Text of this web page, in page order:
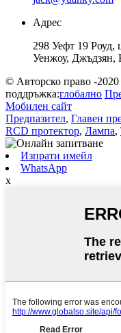
Адрес
298 Уефт 19 Роуд,
Уенжоу, Джъдзян,
© Авторско право -2020
поддръжка:глобално
Мобилен сайт
Предпазител, Главен
RCD протектор, Лампа,
Изпрати имейл
WhatsApp
x